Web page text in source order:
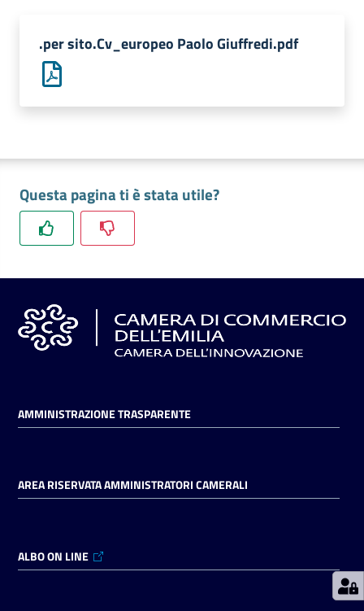
territorio
l'Impresa
il
Consumatore
L'impresa
digitale
Prenotazioni
Pagamenti
on line
Accedi
.per sito.Cv_europeo Paolo Giuffredi.pdf
Questa pagina ti è stata utile?
AMMINISTRAZIONE TRASPARENTE
AREA RISERVATA AMMINISTRATORI CAMERALI
ALBO ON LINE